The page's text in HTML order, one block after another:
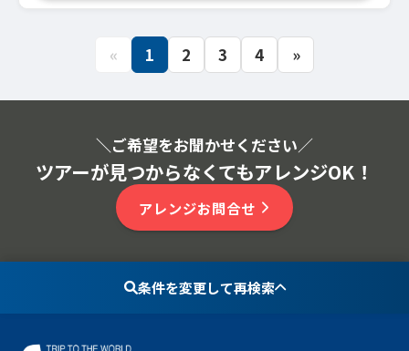
« 1 2 3 4 »
条件を変更して再検索
＼ご希望をお聞かせください／
ツアーが見つからなくてもアレンジOK！
アレンジお問合せ